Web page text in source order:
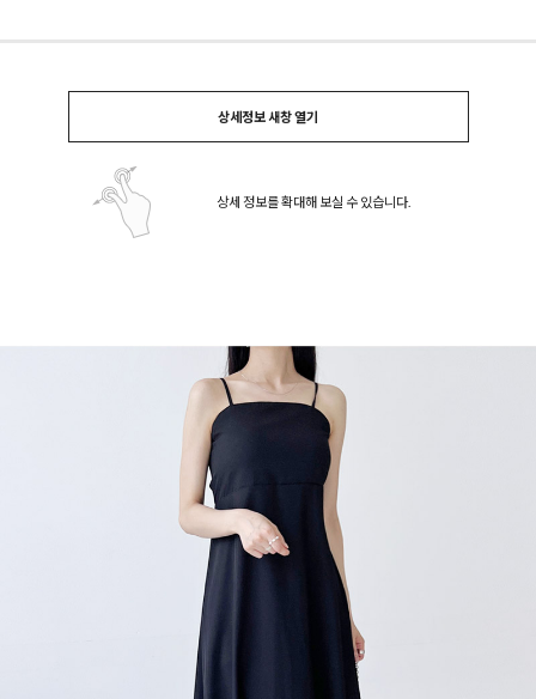
상세정보 새창 열기
상세 정보를 확대해 보실 수 있습니다.